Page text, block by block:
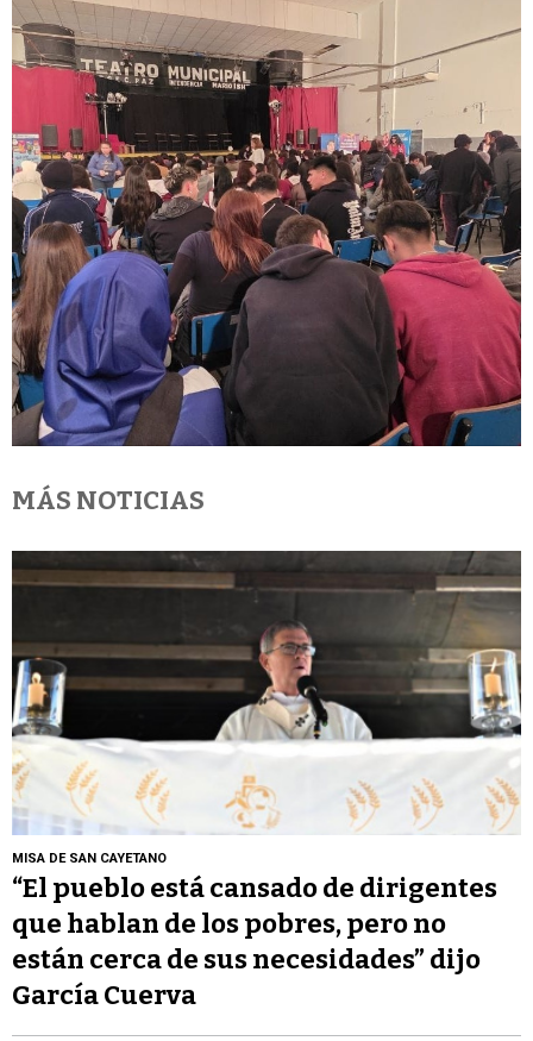
MÁS NOTICIAS
MISA DE SAN CAYETANO
“El pueblo está cansado de dirigentes
que hablan de los pobres, pero no
están cerca de sus necesidades” dijo
García Cuerva